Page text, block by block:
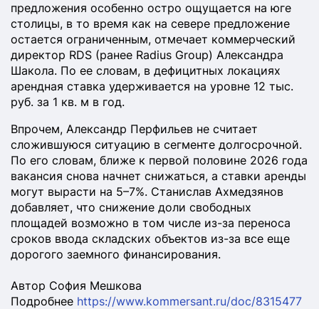
предложения особенно остро ощущается на юге
столицы, в то время как на севере предложение
остается ограниченным, отмечает коммерческий
директор RDS (ранее Radius Group) Александра
Шакола. По ее словам, в дефицитных локациях
арендная ставка удерживается на уровне 12 тыс.
руб. за 1 кв. м в год.
Впрочем, Александр Перфильев не считает
сложившуюся ситуацию в сегменте долгосрочной.
По его словам, ближе к первой половине 2026 года
вакансия снова начнет снижаться, а ставки аренды
могут вырасти на 5–7%. Станислав Ахмедзянов
добавляет, что снижение доли свободных
площадей возможно в том числе из-за переноса
сроков ввода складских объектов из-за все еще
дорогого заемного финансирования.
Автор София Мешкова
Подробнее https://www.kommersant.ru/doc/8315477